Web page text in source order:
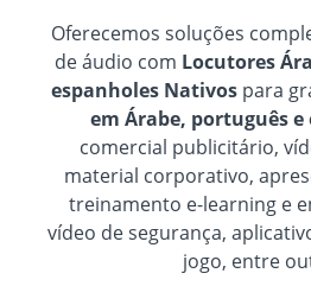
Oferecemos soluções
de áudio com Locutores
espanholes Nativos para
em Árabe, português e
comercial publicitário,
material corporativo,
treinamento e-learning e
vídeo de segurança,
jogo, entre